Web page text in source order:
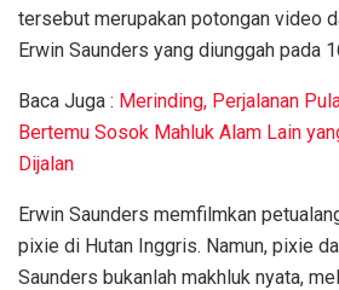
tersebut merupakan potongan video
Erwin Saunders yang diunggah pada
Baca Juga : Merinding, Perjalanan
Bertemu Sosok Mahluk Alam Lain
Dijalan
Erwin Saunders memfilmkan
pixie di Hutan Inggris. Namun, pixie
Saunders bukanlah makhluk nyata,